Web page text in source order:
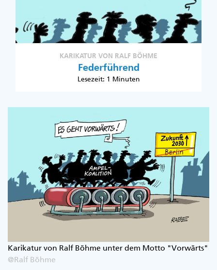
KARIKATUR VON RALF BÖHME
Federführend
Lesezeit: 1 Minuten
Karikatur von Ralf Böhme unter dem Motto "Vorwärts"
@Ralf Böhme